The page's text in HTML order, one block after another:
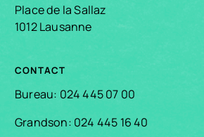
Place de la Sallaz
1012 Lausanne
CONTACT
Bureau: 024 445 07 00
Grandson: 024 445 16 40